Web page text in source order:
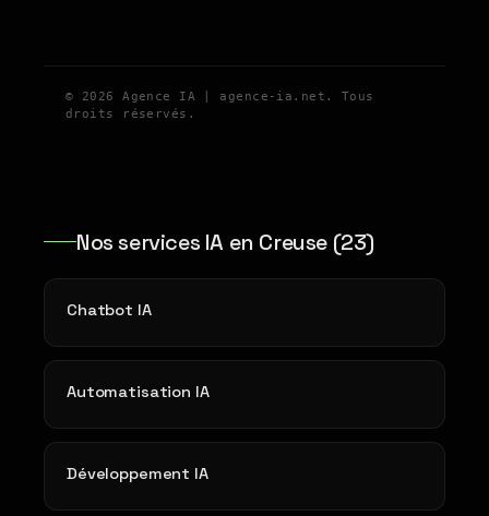
© 2026 Agence IA | agence-ia.net. Tous
droits réservés.
Nos services IA en Creuse (23)
Chatbot IA
Automatisation IA
Développement IA